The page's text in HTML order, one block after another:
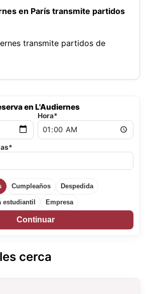
en París transmite partidos
transmite partidos de
en L'Audiernes
Hora*
Cumpleaños Despedida
estudiantil Empresa
Continuar
cerca